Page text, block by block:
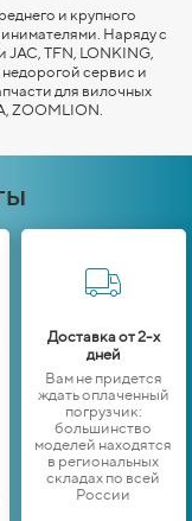
и крупного
Наряду с
JAC, TFN, LONKING,
недорогой сервис и
для вилочных
ZOOMLION
Доставка от 2-х
дней
Вам не придется
ждать оплаченный
погрузчик:
большинство
моделей находятся
в региональных
складах по всей
России